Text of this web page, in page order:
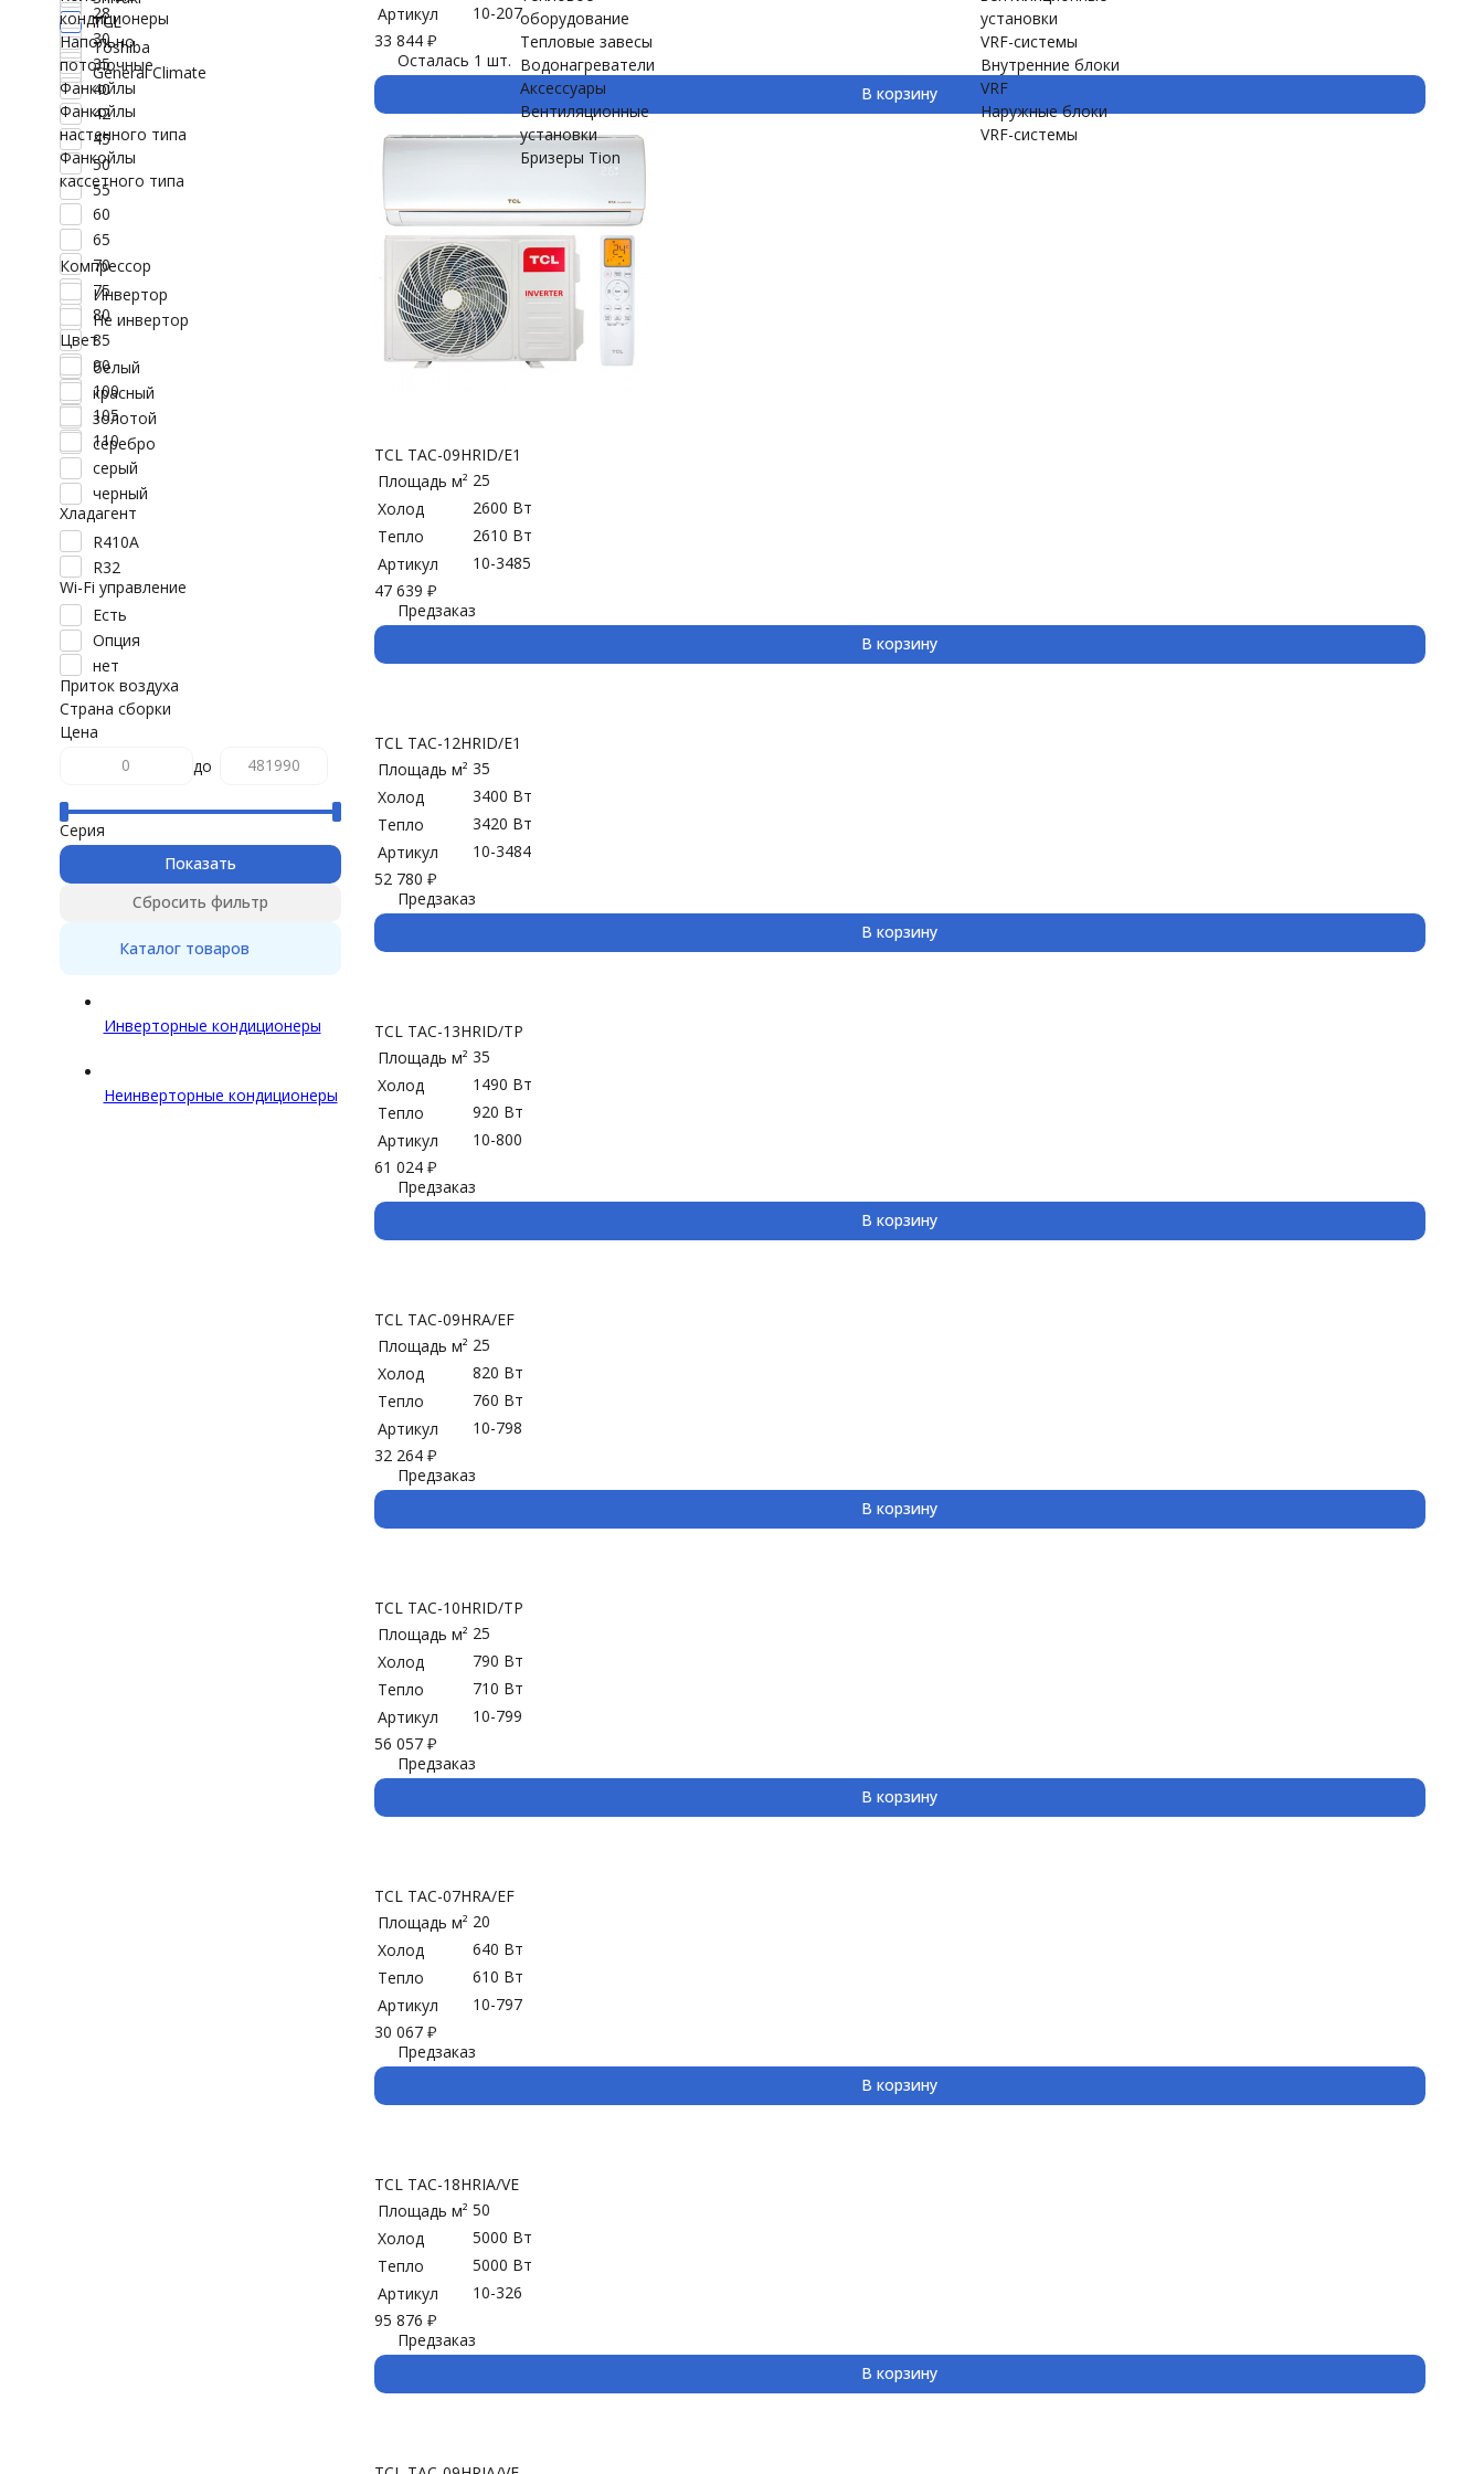
кондиционеры
Напольно
потолочные
Фанкойлы
Фанкойлы
настенного типа
Фанкойлы
кассетного типа
оборудование
Тепловые завесы
Водонагреватели
Аксессуары
Вентиляционные
установки
Бризеры Tion
установки
VRF-системы
Внутренние блоки
VRF
Наружные блоки
VRF-системы
Артикул
10-207
33 844 ₽
Осталась 1 шт.
В корзину
TCL TAC-09HRID/E1
Площадь м² 25
Холод
2600 Вт
Тепло
2610 Вт
Артикул
10-3485
47 639 ₽
Предзаказ
В корзину
TCL TAC-12HRID/E1
Площадь м² 35
Холод
3400 Вт
Тепло
3420 Вт
Артикул
10-3484
52 780 ₽
Предзаказ
В корзину
TCL TAC-13HRID/TP
Площадь м² 35
Холод
1490 Вт
Тепло
920 Вт
Артикул
10-800
61 024 ₽
Предзаказ
В корзину
TCL TAC-09HRA/EF
Площадь м² 25
Холод
820 Вт
Тепло
760 Вт
Артикул
10-798
32 264 ₽
Предзаказ
В корзину
TCL TAC-10HRID/TP
Площадь м² 25
Холод
790 Вт
Тепло
710 Вт
Артикул
10-799
56 057 ₽
Предзаказ
В корзину
TCL TAC-07HRA/EF
Площадь м² 20
Холод
640 Вт
Тепло
610 Вт
Артикул
10-797
30 067 ₽
Предзаказ
В корзину
TCL TAC-18HRIA/VE
Площадь м² 50
Холод
5000 Вт
Тепло
5000 Вт
Артикул
10-326
95 876 ₽
Предзаказ
В корзину
TCL
Toshiba
General Climate
28
30
35
40
42
45
50
55
60
65
70
75
80
85
90
100
105
110
Компрессор
Инвертор
Не инвертор
Цвет
белый
красный
золотой
серебро
серый
черный
Хладагент
R410A
R32
Wi-Fi управление
Есть
Опция
нет
Приток воздуха
Страна сборки
Цена
до
Серия
Показать
Сбросить фильтр
Каталог товаров
Инверторные кондиционеры
Неинверторные кондиционеры